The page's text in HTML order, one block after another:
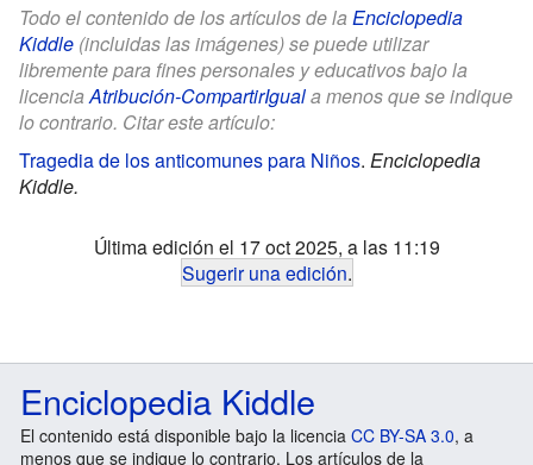
Todo el contenido de los artículos de la Enciclopedia
Kiddle (incluidas las imágenes) se puede utilizar
libremente para fines personales y educativos bajo la
licenciaAtribución-CompartirIguala menos que se indique
lo contrario. Citar este artículo:
Tragedia de los anticomunes para Niños. Enciclopedia
Kiddle.
Última edición el 17 oct 2025, a las 11:19
Sugerir una edición.
Enciclopedia Kiddle
El contenido está disponible bajo la licencia CC BY-SA 3.0, a
menos que se indique lo contrario. Los artículos de la